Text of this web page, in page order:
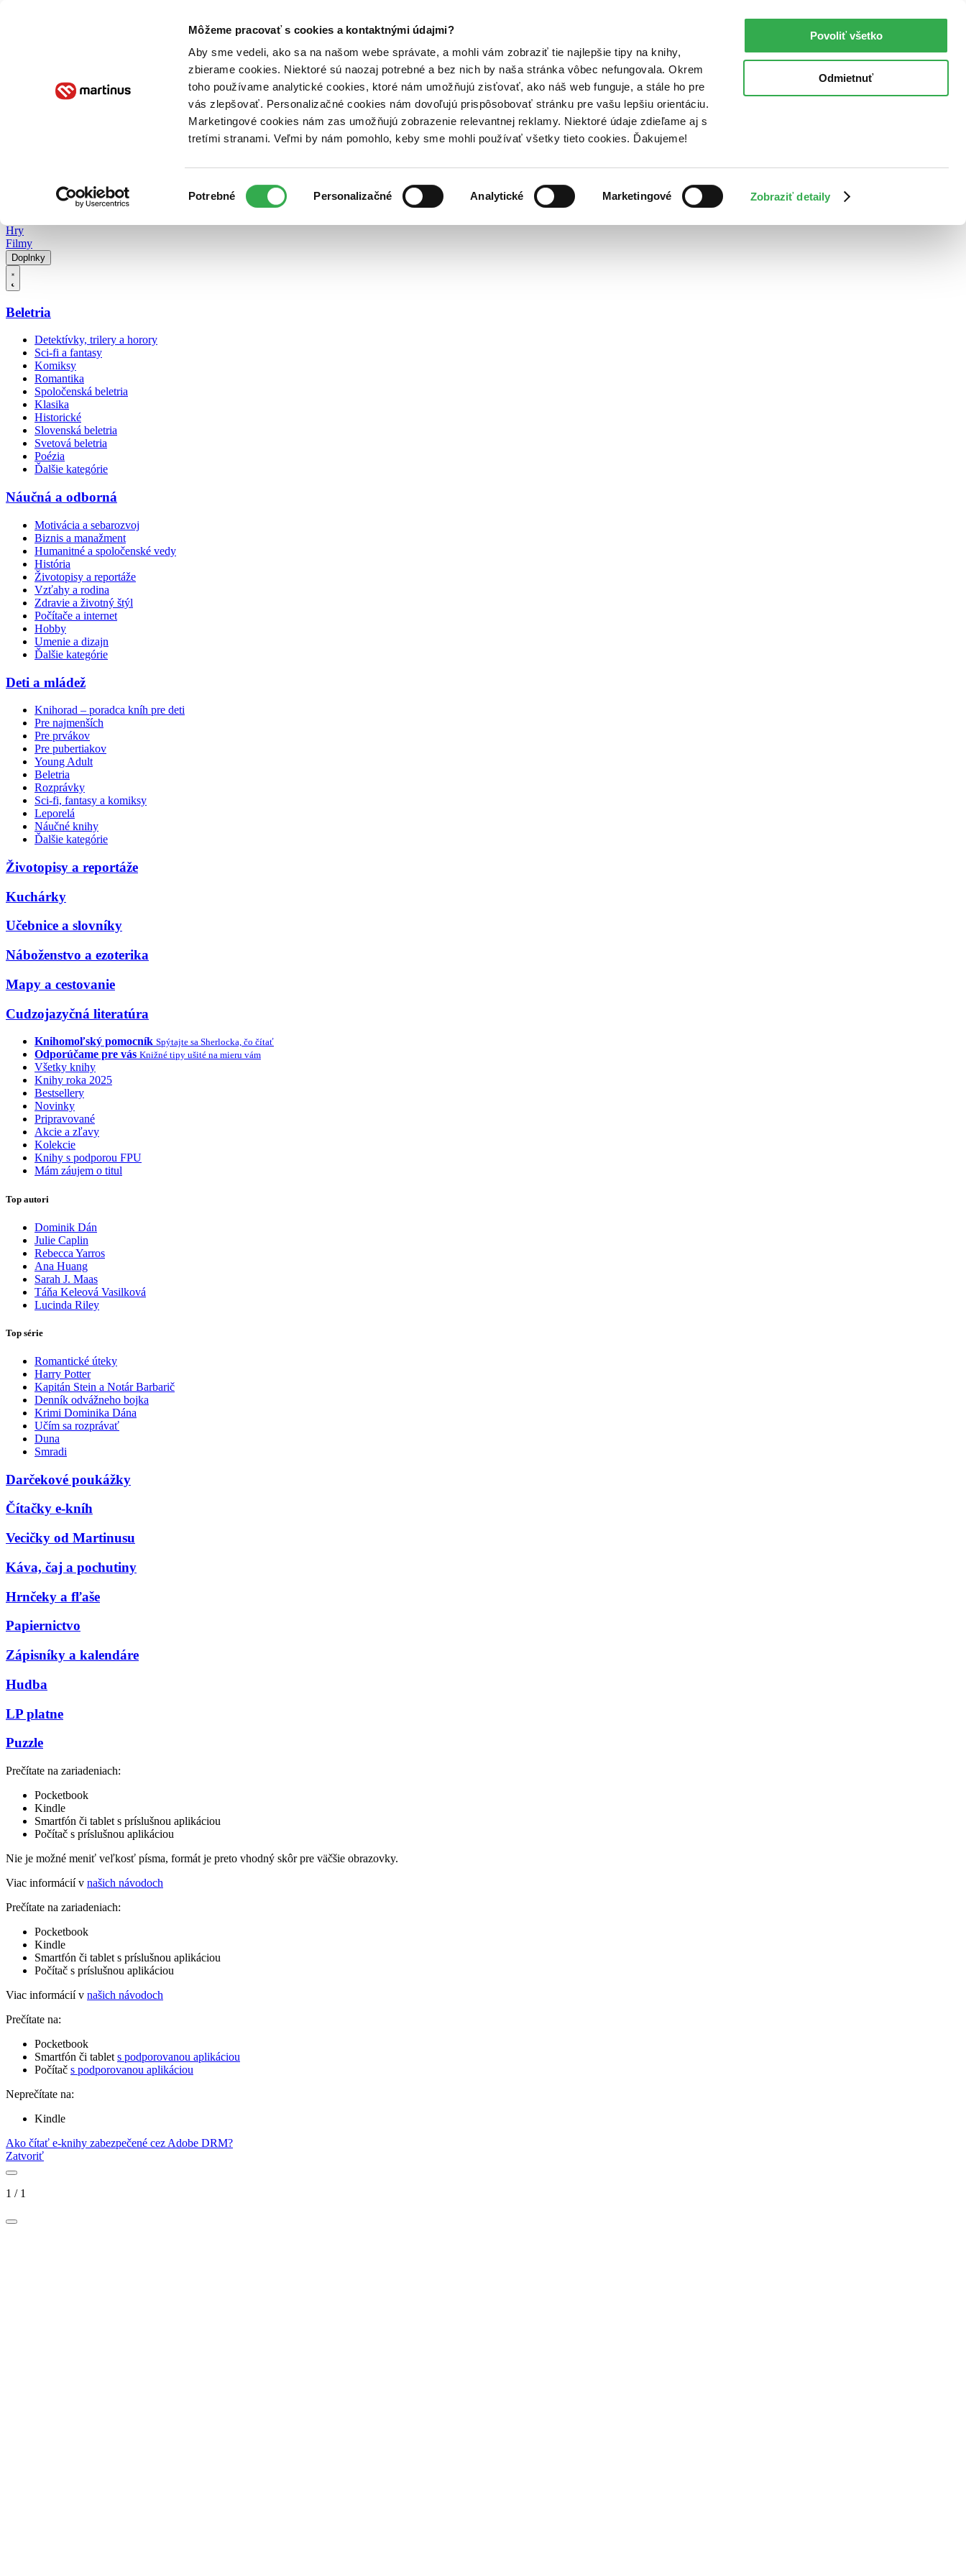
Môžeme pracovať s cookies a kontaktnými údajmi?
Aby sme vedeli, ako sa na našom webe správate, a mohli vám zobraziť tie najlepšie tipy na knihy,
zbierame cookies. Niektoré sú naozaj potrebné a bez nich by naša stránka vôbec nefungovala. Okrem
toho používame analytické cookies, ktoré nám umožňujú zisťovať, ako náš web funguje, a stále ho pre
vás zlepšovať. Personalizačné cookies nám dovoľujú prispôsobovať stránku pre vašu lepšiu orientáciu.
Marketingové cookies nám zas umožňujú zobrazenie relevantnej reklamy. Niektoré údaje zdieľame aj s
tretími stranami. Veľmi by nám pomohlo, keby sme mohli používať všetky tieto cookies. Ďakujeme!
súhlasu
Potrebné Personalizačné Analytické Marketingové Zobraziť detaily
Povoliť všetko
Odmietnuť
Poukážky Kontakt
Hry
Filmy
Doplnky
Beletria
Detektívky, trilery a horory
Sci-fi a fantasy
Komiksy
Romantika
Spoločenská beletria
Klasika
Historické
Slovenská beletria
Svetová beletria
Poézia
Ďalšie kategórie
Náučná a odborná
Motivácia a sebarozvoj
Biznis a manažment
Humanitné a spoločenské vedy
História
Životopisy a reportáže
Vzťahy a rodina
Zdravie a životný štýl
Počítače a internet
Hobby
Umenie a dizajn
Ďalšie kategórie
Deti a mládež
Knihorad – poradca kníh pre deti
Pre najmenších
Pre prvákov
Pre pubertiakov
Young Adult
Beletria
Rozprávky
Sci-fi, fantasy a komiksy
Leporelá
Náučné knihy
Ďalšie kategórie
Životopisy a reportáže
Kuchárky
Učebnice a slovníky
Náboženstvo a ezoterika
Mapy a cestovanie
Cudzojazyčná literatúra
Knihomoľský pomocník Spýtajte sa Sherlocka, čo čítať
Odporúčame pre vás Knižné tipy ušité na mieru vám
Všetky knihy
Knihy roka 2025
Bestsellery
Novinky
Pripravované
Akcie a zľavy
Kolekcie
Knihy s podporou FPU
Mám záujem o titul
Top autori
Dominik Dán
Julie Caplin
Rebecca Yarros
Ana Huang
Sarah J. Maas
Táňa Keleová Vasilková
Lucinda Riley
Top série
Romantické úteky
Harry Potter
Kapitán Stein a Notár Barbarič
Denník odvážneho bojka
Krimi Dominika Dána
Učím sa rozprávať
Duna
Smradi
Darčekové poukážky
Čítačky e-kníh
Vecičky od Martinusu
Káva, čaj a pochutiny
Hrnčeky a fľaše
Papiernictvo
Zápisníky a kalendáre
Hudba
LP platne
Puzzle
Prečítate na zariadeniach:
Pocketbook
Kindle
Smartfón či tablet s príslušnou aplikáciou
Počítač s príslušnou aplikáciou
Nie je možné meniť veľkosť písma, formát je preto vhodný skôr pre väčšie obrazovky.
Viac informácií v našich návodoch
Prečítate na zariadeniach:
Pocketbook
Kindle
Smartfón či tablet s príslušnou aplikáciou
Počítač s príslušnou aplikáciou
Viac informácií v našich návodoch
Prečítate na:
Pocketbook
Smartfón či tablet s podporovanou aplikáciou
Počítač s podporovanou aplikáciou
Neprečítate na:
Kindle
Ako čítať e-knihy zabezpečené cez Adobe DRM?
Zatvoriť
1 / 1